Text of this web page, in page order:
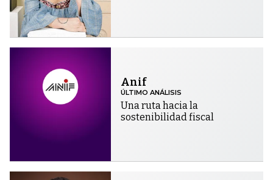
Anif
ÚLTIMO ANÁLISIS
Una ruta hacia la
sostenibilidad fiscal